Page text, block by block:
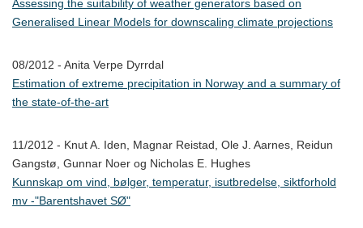
Assessing the suitability of weather generators based on
Generalised Linear Models for downscaling climate projections
08/2012 - Anita Verpe Dyrrdal
Estimation of extreme precipitation in Norway and a summary of
the state-of-the-art
11/2012 - Knut A. Iden, Magnar Reistad, Ole J. Aarnes, Reidun
Gangstø, Gunnar Noer og Nicholas E. Hughes
Kunnskap om vind, bølger, temperatur, isutbredelse, siktforhold
mv -"Barentshavet SØ"